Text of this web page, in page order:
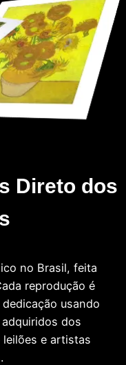
Direto dos
no Brasil, feita
reprodução é
usando
dos
leilões e artistas